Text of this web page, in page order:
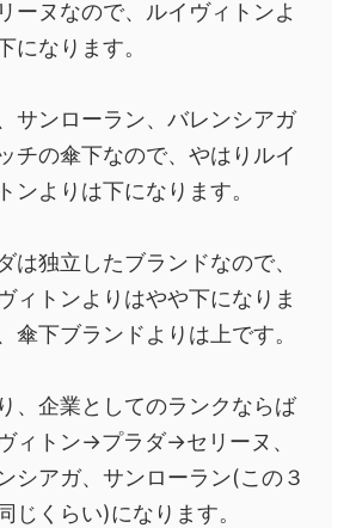
ーヌなので、ルイヴィトンよ
になります。
サンローラン、バレンシアガ
チの傘下なので、やはりルイ
ンよりは下になります。
は独立したブランドなので、
ィトンよりはやや下になりま
傘下ブランドよりは上です。
、企業としてのランクならば
ィトン→プラダ→セリーヌ、
シアガ、サンローラン(この３
じくらい)になります。